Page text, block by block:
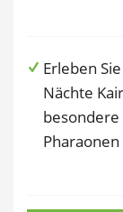
Erleben
Nächte
besondere